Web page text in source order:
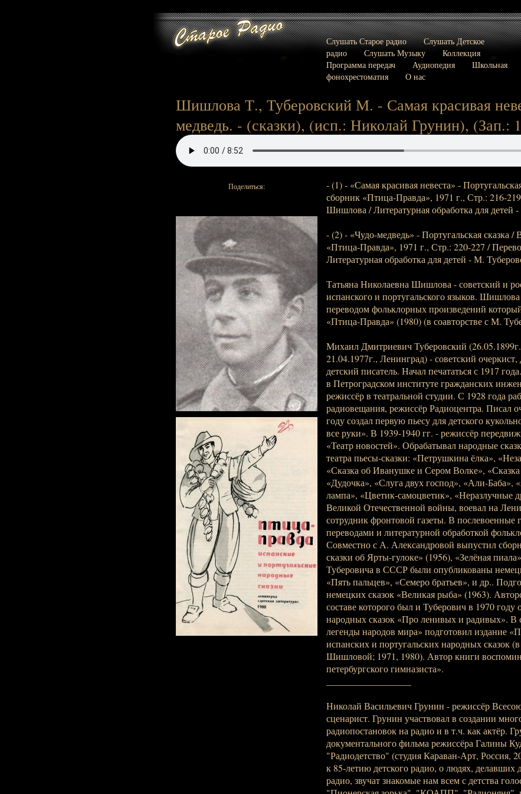
Слушать Старое радио
Слушать Детское
радио
Слушать Музыку
Коллекция
Программа передач
Аудиопедия
Школьная
фонохрестоматия
О нас
Шишлова Т., Туберовский М. - Самая красивая
медведь. - (сказки), (исп.: Николай Грунин), (Зап.:
Поделиться:
- (1) - «Самая красивая невеста» -
сборник «Птица-Правда», 1971 г., Стр.: 216-
Шишлова / Литературная обработка для детей
- (2) - «Чудо-медведь» - Португальская сказка /
«Птица-Правда», 1971 г., Стр.: 220-227 /
Литературная обработка для детей - М.
Татьяна Николаевна Шишлова - советский и
испанского и португальского языков. Шишлова
переводом фольклорных произведений
«Птица-Правда» (1980) (в соавторстве с М.
Михаил Дмитриевич Туберовский
21.04.1977г., Ленинград) - советский очеркист,
детский писатель. Начал печататься с 1917
в Петроградском институте гражданских
режиссёр в театральной студии. С 1928 года
радиовещания, режиссёр Радиоцентра. Писал
году создал первую пьесу для детского
все руки». В 1939-1940 гг. - режиссёр
«Театр новостей». Обрабатывал народные
театра пьесы-сказки: «Петрушкина ёлка»,
«Сказка об Иванушке и Сером Волке»,
«Дудочка», «Слуга двух господ», «Али-Баба»,
лампа», «Цветик-самоцветик», «Неразлучные
Великой Отечественной войны, воевал на
сотрудник фронтовой газеты. В послевоенные
переводами и литературной обработкой
Совместно с А. Александровой выпустил
сказки об Ярты-гулоке» (1956), «Зелёная
Туберовича в СССР были опубликованы
«Пять пальцев», «Семеро братьев», и др..
немецких сказок «Великая рыба» (1963).
составе которого был и Туберович в 1970 году
народных сказок «Про ленивых и радивых». В
легенды народов мира» подготовил издание
испанских и португальских народных сказок (в
Шишловой; 1971, 1980). Автор книги
петербургского гимназиста».
Николай Васильевич Грунин - режиссёр
сценарист. Грунин участвовал в создании
радиопостановок на радио и в т.ч. как актёр.
документального фильма режиссёра Галины
"Радиодетство" (студия Караван-Арт, Россия,
к 85-летию детского радио, о людях, делавших
радио, звучат знакомые нам всем с детства